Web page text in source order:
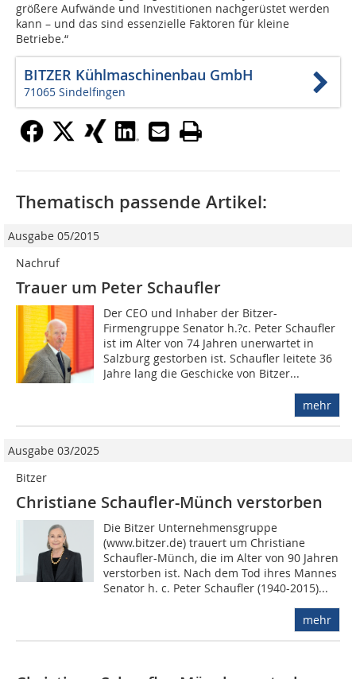
größere Aufwände und Investitionen nachgerüstet werden
kann – und das sind essenzielle Faktoren für kleine
Betriebe.“
BITZER Kühlmaschinenbau GmbH
71065 Sindelfingen
Thematisch passende Artikel:
Ausgabe 05/2015
Nachruf
Trauer um Peter Schaufler
Der CEO und Inhaber der Bitzer-
Firmengruppe Senator h.?c. Peter Schaufler
ist im Alter von 74 Jahren unerwartet in
Salzburg gestorben ist. Schaufler leitete 36
Jahre lang die Geschicke von Bitzer...
mehr
Ausgabe 03/2025
Bitzer
Christiane Schaufler-Münch verstorben
Die Bitzer Unternehmensgruppe
(www.bitzer.de) trauert um Christiane
Schaufler-Münch, die im Alter von 90 Jahren
verstorben ist. Nach dem Tod ihres Mannes
Senator h. c. Peter Schaufler (1940-2015)...
mehr